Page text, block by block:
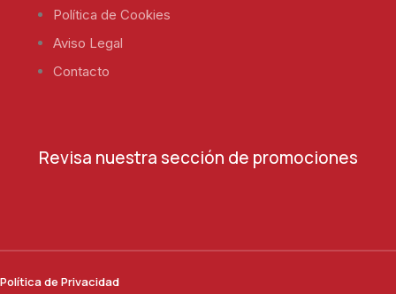
Política de Cookies
Aviso Legal
Contacto
Revisa nuestra sección de promociones
Política de Privacidad